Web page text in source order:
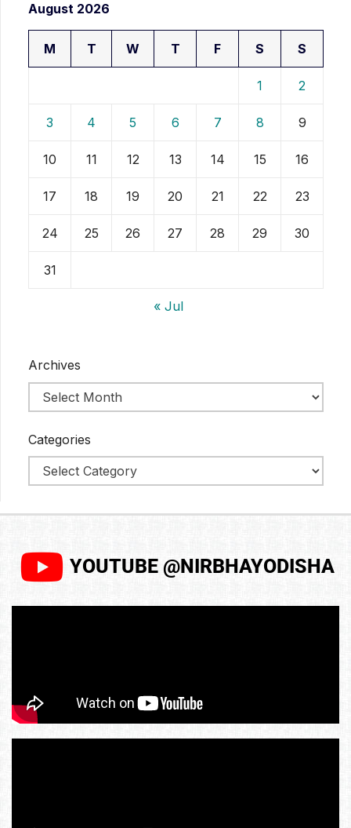
August 2026
M T W T F S S
1 2
3 4 5 6 7 8 9
10 11 12 13 14 15 16
17 18 19 20 21 22 23
24 25 26 27 28 29 30
31
« Jul
Archives
Categories
YOUTUBE @NIRBHAYODISHA